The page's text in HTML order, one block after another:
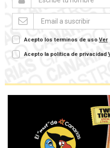
Acepto los terminos de uso Ver
Acepto la política de privacidad